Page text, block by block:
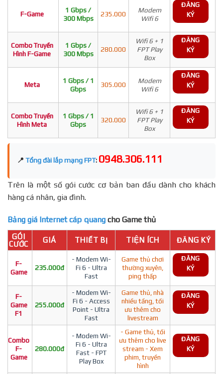
F-Game
1 Gbps /
300 Mbps
235.000
Modem
Wifi 6
ĐĂNG
KÝ
Combo Truyền
Hình F-Game
1 Gbps /
300 Mbps
280.000
Wifi 6 + 1
FPT Play
Box
ĐĂNG
KÝ
Meta
1 Gbps / 1
Gbps
305.000
Modem
Wifi 6
ĐĂNG
KÝ
Combo Truyền
Hình Meta
1 Gbps / 1
Gbps
320.000
Wifi 6 + 1
FPT Play
Box
ĐĂNG
KÝ
📍 Tổng đài lắp mạng FPT: 0948.306.111
Trên là một số gói cước cơ bản ban đầu dành cho khách
hàng cá nhân, gia đình.
Bảng giá Internet cáp quang cho Game thủ
GÓI
CƯỚC
GIÁ THIẾT BỊ TIỆN ÍCH ĐĂNG KÝ
F-
Game
235.000đ
- Modem Wi-
Fi 6 - Ultra
Fast
Game thủ chơi
thường xuyên,
ping thấp
ĐĂNG
KÝ
F-
Game
F1
255.000đ
- Modem Wi-
Fi 6 - Access
Point - Ultra
Fast
Game thủ, nhà
nhiều tầng, tối
ưu thêm cho
livestream
ĐĂNG
KÝ
Combo
F-
Game
280.000đ
- Modem Wi-
Fi 6 - Ultra
Fast - FPT
Play Box
- Game thủ, tối
ưu thêm cho live
stream - Xem
phim, truyền
hình
ĐĂNG
KÝ